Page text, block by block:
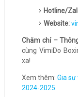
Hotline/
Website:
Chăm chỉ –
cùng VimiDo
xa!
Xem thêm: Gia sư
2024-2025